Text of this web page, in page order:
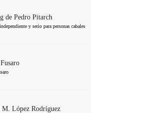
de Pedro Pitarch
y serio para personas cabales
M. López Rodríguez